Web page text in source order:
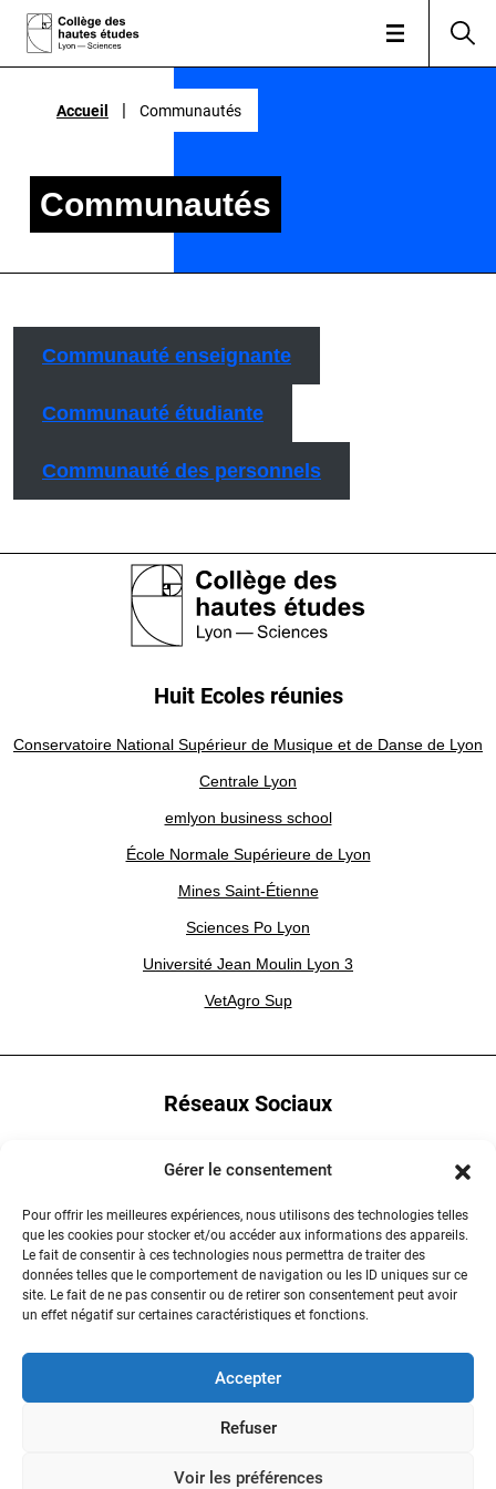
Gérer le consentement
Pour offrir les meilleures expériences, nous utilisons des technologies telles
que les cookies pour stocker et/ou accéder aux informations des appareils.
Le fait de consentir à ces technologies nous permettra de traiter des
données telles que le comportement de navigation ou les ID uniques sur ce
site. Le fait de ne pas consentir ou de retirer son consentement peut avoir
un effet négatif sur certaines caractéristiques et fonctions.
Accepter
Refuser
Voir les préférences
Accueil | Communautés
Communautés
Communauté enseignante
Communauté étudiante
Communauté des personnels
Huit Ecoles réunies
Conservatoire National Supérieur de Musique et de Danse de Lyon
Centrale Lyon
emlyon business school
École Normale Supérieure de Lyon
Mines Saint-Étienne
Sciences Po Lyon
Université Jean Moulin Lyon 3
VetAgro Sup
Réseaux Sociaux
Instagram
Contactez-nous